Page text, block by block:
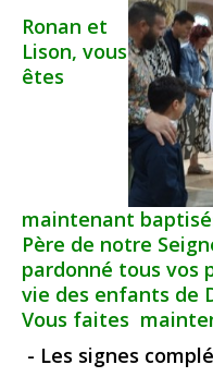
Ronan et
Lison, vous
êtes
maintenant
Père de notre
pardonné tous vos
vie des enfants de
Vous faites
- Les signes